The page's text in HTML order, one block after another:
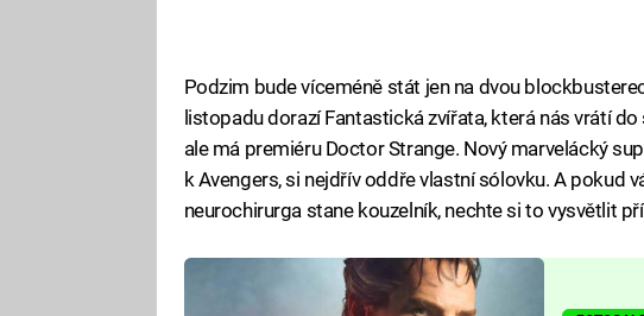
Podzim bude víceméně stát jen na dvou
listopadu dorazí Fantastická zvířata, která nás vrátí
ale má premiéru Doctor Strange. Nový marvelácký
k Avengers, si nejdřív oddře vlastní sólovku. A pokud
neurochirurga stane kouzelník, nechte si to vysvětlit